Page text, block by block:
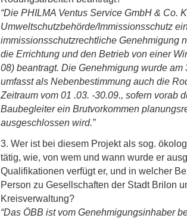
“Die PHILMA Ventus Service GmbH & Co.
Umweltschutzbehörde/Immissionsschutz
immissionsschutzrechtliche Genehmigung
die Errichtung und den Betrieb von einer
08) beantragt. Die Genehmigung wurde am
umfasst als Nebenbestimmung auch die
Zeitraum vom 01 .03. -30.09., sofern vorab
Baubegleiter ein Brutvorkommen
ausgeschlossen wird.”
3. Wer ist bei diesem Projekt als sog.
tätig, wie, von wem und wann wurde er
Qualifikationen verfügt er, und in welcher
Person zu Gesellschaften der Stadt Brilon
Kreisverwaltung?
“Das ÖBB ist vom Genehmigungsinhaber